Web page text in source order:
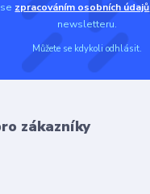
zpracováním osobních údajů
newsletteru.
Můžete se kdykoli odhlásit.
zákazníky